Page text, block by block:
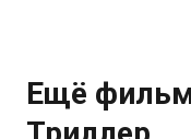
Ещё